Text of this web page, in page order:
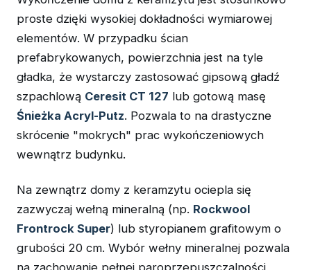
proste dzięki wysokiej dokładności wymiarowej
elementów. W przypadku ścian
prefabrykowanych, powierzchnia jest na tyle
gładka, że wystarczy zastosować gipsową gładź
szpachlową Ceresit CT 127 lub gotową masę
Śnieżka Acryl-Putz. Pozwala to na drastyczne
skrócenie "mokrych" prac wykończeniowych
wewnątrz budynku.
Na zewnątrz domy z keramzytu ociepla się
zazwyczaj wełną mineralną (np. Rockwool
Frontrock Super) lub styropianem grafitowym o
grubości 20 cm. Wybór wełny mineralnej pozwala
na zachowanie pełnej paroprzepuszczalności